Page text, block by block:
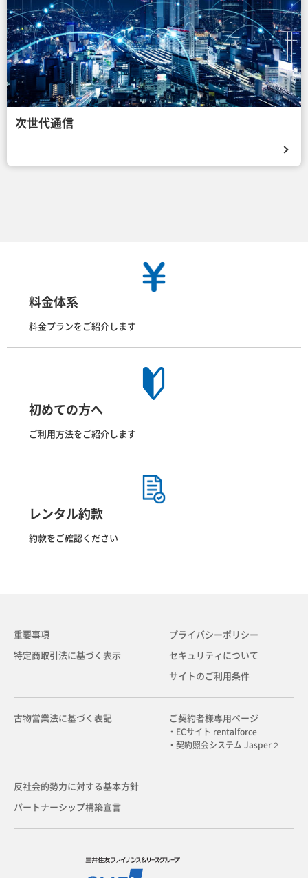
次世代通信
料金体系
料金プランをご紹介します
初めての方へ
ご利用方法をご紹介します
レンタル約款
約款をご確認ください
重要事項
特定商取引法に基づく表示
プライバシーポリシー
セキュリティについて
サイトのご利用条件
古物営業法に基づく表記 ご契約者様専用ページ
・ECサイト rentalforce
・契約照会システム Jasper２
反社会的勢力に対する基本方針
パートナーシップ構築宣言